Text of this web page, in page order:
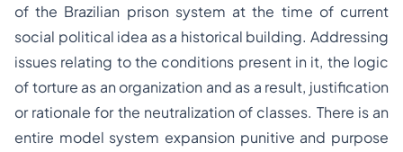
of the Brazilian prison system at the time of current
social political idea as a historical building. Addressing
issues relating to the conditions present in it, the logic
of torture as an organization and as a result, justification
or rationale for the neutralization of classes. There is an
entire model system expansion punitive and purpose